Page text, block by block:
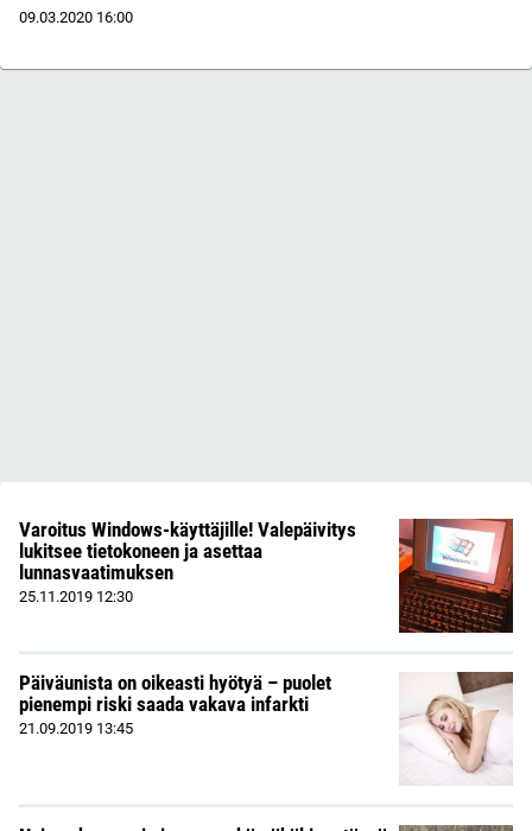
09.03.2020 16:00
Varoitus Windows-käyttäjille! Valepäivitys
lukitsee tietokoneen ja asettaa
lunnasvaatimuksen
25.11.2019 12:30
Päiväunista on oikeasti hyötyä – puolet
pienempi riski saada vakava infarkti
21.09.2019 13:45